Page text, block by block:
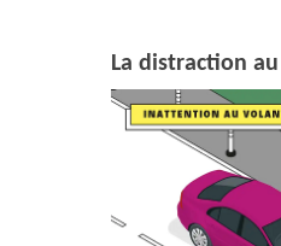
La distraction